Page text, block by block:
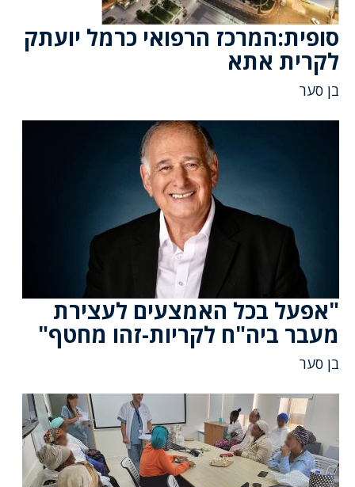
סופית:המרכז הרפואי כרמל יועתק
לקרית אתא
בן סער
"אפעל בכל האמצעים לעצירת
מעבר ביה"ח לקריות-זהו מחטף"
בן סער